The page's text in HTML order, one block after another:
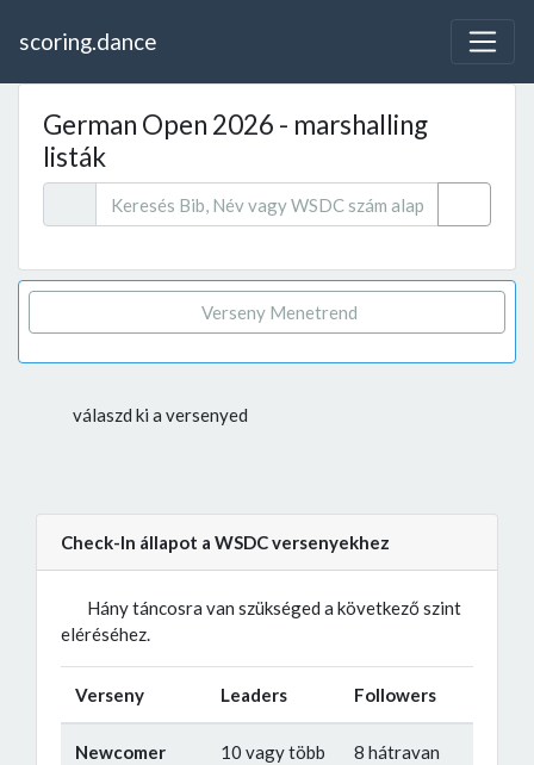
scoring.dance
German Open 2026 - marshalling
listák
Verseny Menetrend
válaszd ki a versenyed
Check-In állapot a WSDC versenyekhez
Hány táncosra van szükséged a következő szint
eléréséhez.
Verseny Leaders Followers
Newcomer
10 vagy több
8 hátravan